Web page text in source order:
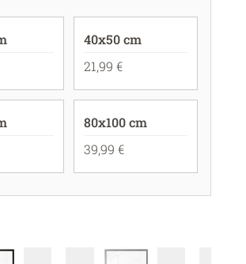
40x50 cm
21,99 €
80x100 cm
39,99 €